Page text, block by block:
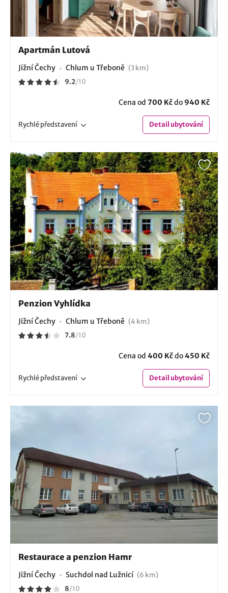
Apartmán Lutová
Jižní Čechy Chlum u Třeboně (3 km)
9.2/10
Cena od 700 Kčdo 940 Kč
Rychlépředstavení Detailubytování
Penzion Vyhlídka
Jižní Čechy Chlum u Třeboně (4 km)
7.8/10
Cena od 400 Kčdo450 Kč
Rychlépředstavení Detailubytování
Restaurace a penzion Hamr
Jižní Čechy Suchdol nad Lužnicí (6 km)
8/10